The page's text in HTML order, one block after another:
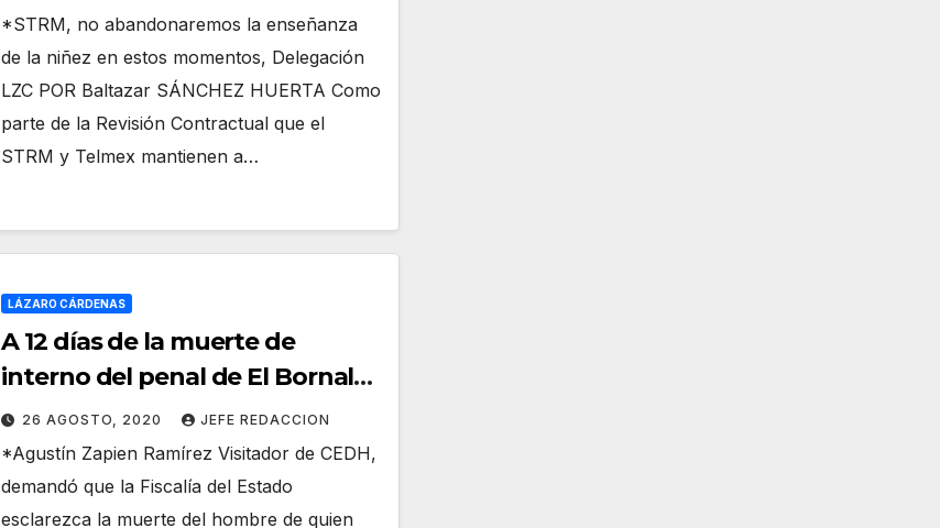
*STRM, no abandonaremos la enseñanza
de la niñez en estos momentos, Delegación
LZC POR Baltazar SÁNCHEZ HUERTA Como
parte de la Revisión Contractual que el
STRM y Telmex mantienen a…
LÁZARO CÁRDENAS
A 12 días de la muerte de
interno del penal de El Bornal
en LZC exigen a CEDH
esclarecer en caso
26 AGOSTO, 2020 JEFE REDACCION
*Agustín Zapien Ramírez Visitador de CEDH,
demandó que la Fiscalía del Estado
esclarezca la muerte del hombre de quien